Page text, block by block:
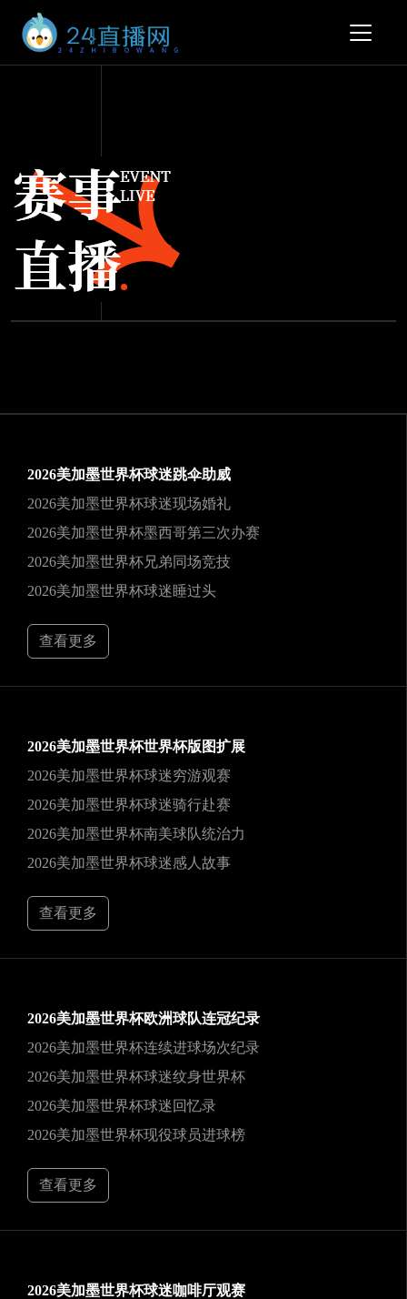
2026美加墨世界杯球迷跳伞助威
2026美加墨世界杯球迷现场婚礼
2026美加墨世界杯墨西哥第三次办赛
2026美加墨世界杯兄弟同场竞技
2026美加墨世界杯球迷睡过头
查看更多
2026美加墨世界杯世界杯版图扩展
2026美加墨世界杯球迷穷游观赛
2026美加墨世界杯球迷骑行赴赛
2026美加墨世界杯南美球队统治力
2026美加墨世界杯球迷感人故事
查看更多
2026美加墨世界杯欧洲球队连冠纪录
2026美加墨世界杯连续进球场次纪录
2026美加墨世界杯球迷纹身世界杯
2026美加墨世界杯球迷回忆录
2026美加墨世界杯现役球员进球榜
查看更多
2026美加墨世界杯球迷咖啡厅观赛